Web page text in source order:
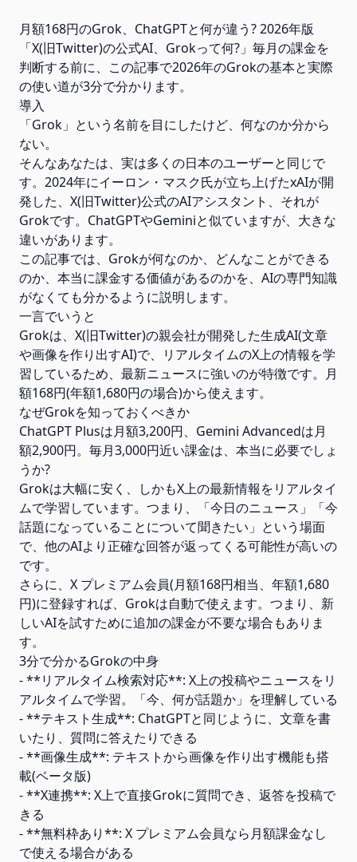
月額168円のGrok、ChatGPTと何が違う? 2026年版
「X(旧Twitter)の公式AI、Grokって何?」毎月の課金を
判断する前に、この記事で2026年のGrokの基本と実際
の使い道が3分で分かります。
導入
「Grok」という名前を目にしたけど、何なのか分から
ない。
そんなあなたは、実は多くの日本のユーザーと同じで
す。2024年にイーロン・マスク氏が立ち上げたxAIが開
発した、X(旧Twitter)公式のAIアシスタント、それが
Grokです。ChatGPTやGeminiと似ていますが、大きな
違いがあります。
この記事では、Grokが何なのか、どんなことができる
のか、本当に課金する価値があるのかを、AIの専門知識
がなくても分かるように説明します。
一言でいうと
Grokは、X(旧Twitter)の親会社が開発した生成AI(文章
や画像を作り出すAI)で、リアルタイムのX上の情報を学
習しているため、最新ニュースに強いのが特徴です。月
額168円(年額1,680円の場合)から使えます。
なぜGrokを知っておくべきか
ChatGPT Plusは月額3,200円、Gemini Advancedは月
額2,900円。毎月3,000円近い課金は、本当に必要でしょ
うか?
Grokは大幅に安く、しかもX上の最新情報をリアルタイ
ムで学習しています。つまり、「今日のニュース」「今
話題になっていることについて聞きたい」という場面
で、他のAIより正確な回答が返ってくる可能性が高いの
です。
さらに、X プレミアム会員(月額168円相当、年額1,680
円)に登録すれば、Grokは自動で使えます。つまり、新
しいAIを試すために追加の課金が不要な場合もありま
す。
3分で分かるGrokの中身
- **リアルタイム検索対応**: X上の投稿やニュースをリ
アルタイムで学習。「今、何が話題か」を理解している
- **テキスト生成**: ChatGPTと同じように、文章を書
いたり、質問に答えたりできる
- **画像生成**: テキストから画像を作り出す機能も搭
載(ベータ版)
- **X連携**: X上で直接Grokに質問でき、返答を投稿で
きる
- **無料枠あり**: X プレミアム会員なら月額課金なし
で使える場合がある